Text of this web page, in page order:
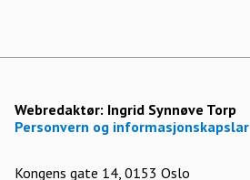
Webredaktør: Ingrid Synnøve Torp
Personvern og informasjonskapslar
Kongens gate 14, 0153 Oslo